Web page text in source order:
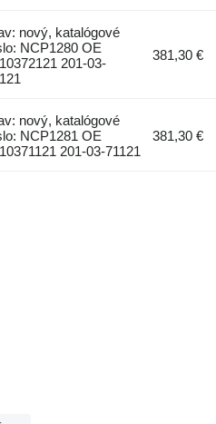
nový, katalógové
NCP1280 OE
201-03-
381,30 €
nový, katalógové
NCP1281 OE
201-03-71121
381,30 €